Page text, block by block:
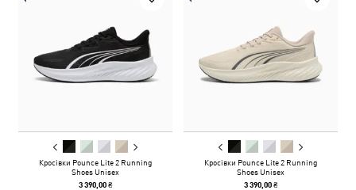
Кросівки Pounce Lite 2 Running
Shoes Unisex
3 390,00 ₴
Кросівки Pounce Lite 2 Running
Shoes Unisex
3 390,00 ₴